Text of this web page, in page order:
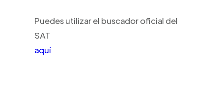
Puedes utilizar el buscador oficial del
SAT
aquí